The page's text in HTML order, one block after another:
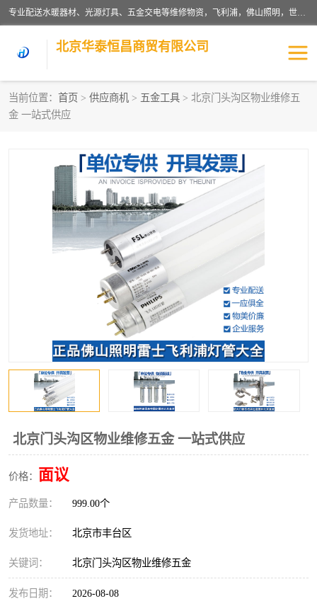
专业配送水暖器材、光源灯具、五金交电等维修物资，飞利浦，佛山照明，世达，博世，九牧，特陶等各产品涉及国内外知名品牌。公司专注与物业、学校、酒店、工厂等单位合作，提供一站式配送服务，降低客户综合成本。依托电子商务改变传统模式，以专业的团队为客户提供24H物资配送到达，货到月结、统一开票，便捷退换等服务，提高了企业的运营效率。
北京华泰恒昌商贸有限公司
当前位置： 首页 > 供应商机 > 五金工具 > 北京门头沟区物业维修五
金 一站式供应
北京门头沟区物业维修五金 一站式供应
价格： 面议
产品数量： 999.00个
发货地址： 北京市丰台区
关键词： 北京门头沟区物业维修五金
发布日期： 2026-08-08
水暖阀门
涂料辅材